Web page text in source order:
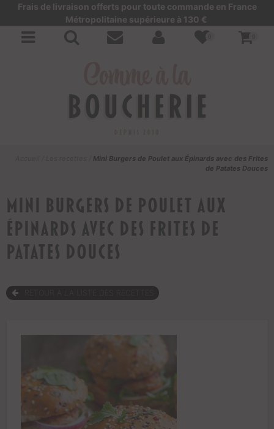
Frais de livraison offerts pour toute commande en France
Métropolitaine supérieure à 130 €
Mini Burgers de Poulet aux Épinards avec des Frites
de Patates Douces
Mini Burgers de Poulet aux
Épinards avec des Frites de
Patates Douces